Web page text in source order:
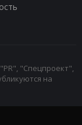
"Спецпроект",
на